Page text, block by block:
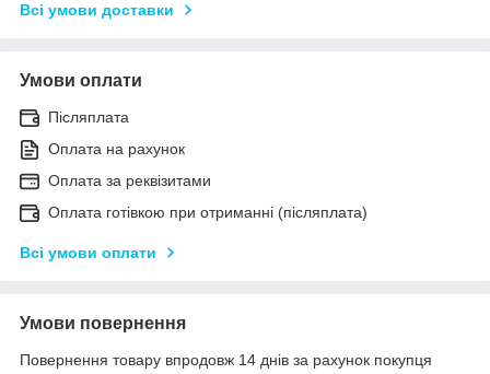
Всі умови доставки
Умови оплати
Післяплата
Оплата на рахунок
Оплата за реквізитами
Оплата готівкою при отриманні (післяплата)
Всі умови оплати
Умови повернення
Повернення товару впродовж 14 днів за рахунок покупця